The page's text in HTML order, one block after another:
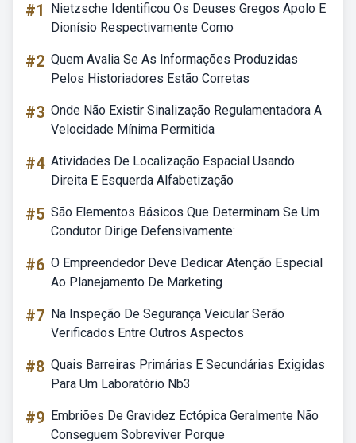
#1
Nietzsche Identificou Os Deuses Gregos Apolo E
Dionísio Respectivamente Como
#2 Quem Avalia Se As Informações Produzidas
Pelos Historiadores Estão Corretas
#3 Onde Não Existir Sinalização Regulamentadora A
Velocidade Mínima Permitida
#4 Atividades De Localização Espacial Usando
Direita E Esquerda Alfabetização
#5 São Elementos Básicos Que Determinam Se Um
Condutor Dirige Defensivamente:
#6 O Empreendedor Deve Dedicar Atenção Especial
Ao Planejamento De Marketing
#7 Na Inspeção De Segurança Veicular Serão
Verificados Entre Outros Aspectos
#8 Quais Barreiras Primárias E Secundárias Exigidas
Para Um Laboratório Nb3
#9 Embriões De Gravidez Ectópica Geralmente Não
Conseguem Sobreviver Porque